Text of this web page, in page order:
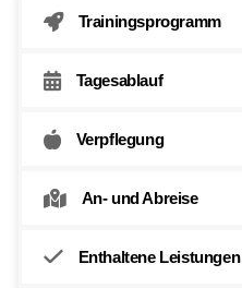
Trainingsprogramm
Tagesablauf
Verpflegung
An- und Abreise
Enthaltene Leistungen